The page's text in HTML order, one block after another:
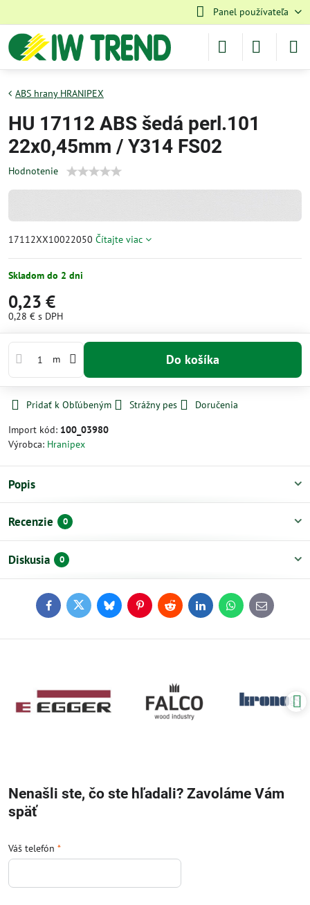
Panel používateľa
ABS hrany HRANIPEX
HU 17112 ABS šedá perl.101
22x0,45mm / Y314 FS02
Hodnotenie
17112XX10022050 Čítajte viac
Skladom do 2 dni
0,23 €
0,28 € s DPH
m Do košíka
Pridať k Obľúbeným Strážny pes
Doručenia
Import kód: 100_03980
Výrobca: Hranipex
Popis
Recenzie 0
Diskusia 0
FacebookTwitterBlueskyPinterestReddit LinkedInWhatsApp
E-
mail
Nenašli ste, čo ste hľadali? Zavoláme Vám
späť
Váš telefón *